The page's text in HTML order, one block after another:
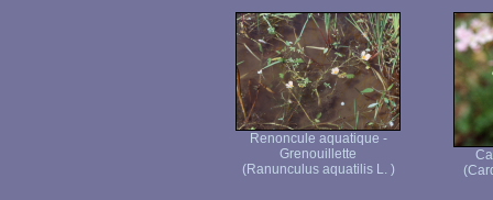
Renoncule aquatique -
Grenouillette
(Ranunculus aquatilis L. )